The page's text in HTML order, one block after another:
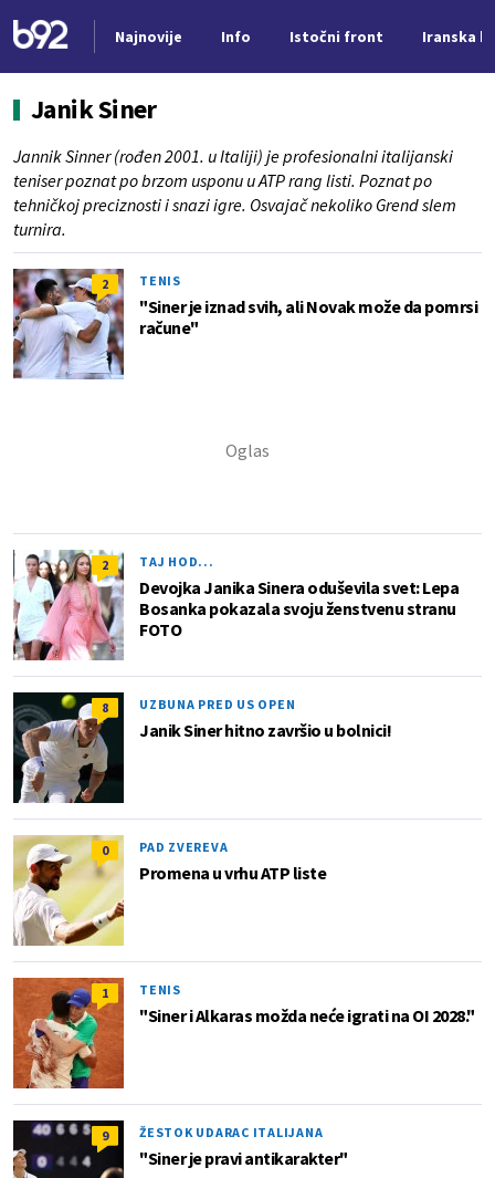
Najnovije Info Istočni front Iranska
Janik Siner
Jannik Sinner (rođen 2001. u Italiji) je profesionalni italijanski
teniser poznat po brzom usponu u ATP rang listi. Poznat po
tehničkoj preciznosti i snazi igre. Osvajač nekoliko Grend slem
turnira.
2 TENIS
"Siner je iznad svih, ali Novak može da pomrsi
račune"
2 TAJ HOD...
Devojka Janika Sinera oduševila svet: Lepa
Bosanka pokazala svoju ženstvenu stranu
FOTO
8 UZBUNA PRED US OPEN
Janik Siner hitno završio u bolnici!
0 PAD ZVEREVA
Promena u vrhu ATP liste
1 TENIS
"Siner i Alkaras možda neće igrati na OI 2028."
9 ŽESTOK UDARAC ITALIJANA
"Siner je pravi antikarakter"